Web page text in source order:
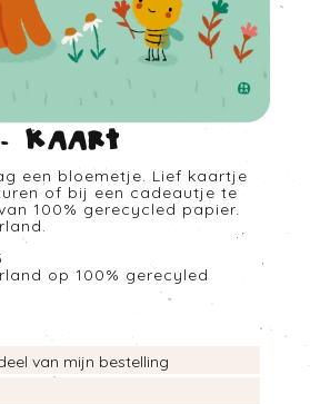
Kaart
een bloemetje. Lief kaartje
of bij een cadeautje te
100% gerecycled papier.
op 100% gerecyled
van mijn bestelling